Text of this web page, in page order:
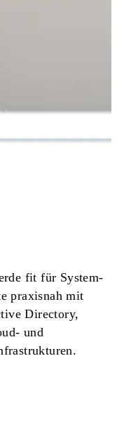
fit für System-
praxisnah mit
Directory,
und